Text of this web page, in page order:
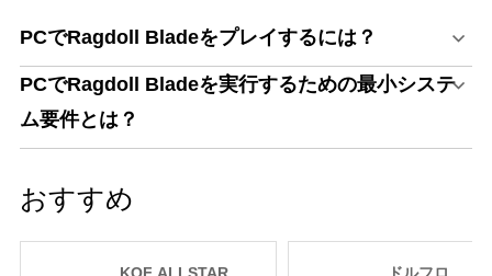
PCでRagdoll Bladeをプレイするには？
PCでRagdoll Bladeを実行するための最小システ
ム要件とは？
おすすめ